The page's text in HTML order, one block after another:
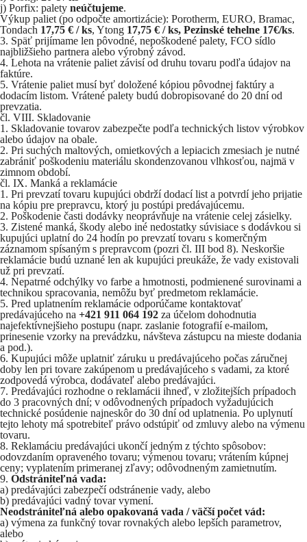
j) Porfix: palety neúčtujeme.
Výkup paliet (po odpočte amortizácie): Porotherm, EURO, Bramac,
Tondach 17,75 € / ks, Ytong 17,75 € / ks, Pezinské tehelne 17€/ks.
Späť prijímame len pôvodné, nepoškodené palety, FCO sídlo
najbližšieho partnera alebo výrobný závod.
Lehota na vrátenie paliet závisí od druhu tovaru podľa údajov na
faktúre.
Vrátenie paliet musí byť doložené kópiou pôvodnej faktúry a
dodacím listom. Vrátené palety budú dobropisované do 20 dní od
prevzatia.
čl. VIII. Skladovanie
Skladovanie tovarov zabezpečte podľa technických listov výrobkov
alebo údajov na obale.
Pri suchých maltových, omietkových a lepiacich zmesiach je nutné
zabrániť poškodeniu materiálu skondenzovanou vlhkosťou, najmä v
zimnom období.
čl. IX. Manká a reklamácie
Pri prevzatí tovaru kupujúci obdrží dodací list a potvrdí jeho prijatie
na kópiu pre prepravcu, ktorý ju postúpi predávajúcemu.
Poškodenie časti dodávky neoprávňuje na vrátenie celej zásielky.
Zistené manká, škody alebo iné nedostatky súvisiace s dodávkou si
kupujúci uplatní do 24 hodín po prevzatí tovaru s komerčným
záznamom spísaným s prepravcom (pozri čl. III bod 8). Neskoršie
reklamácie budú uznané len ak kupujúci preukáže, že vady existovali
už pri prevzatí.
Nepatrné odchýlky vo farbe a hmotnosti, podmienené surovinami a
technikou spracovania, nemôžu byť predmetom reklamácie.
Pred uplatnením reklamácie odporúčame kontaktovať
predávajúceho na +421 911 064 192 za účelom dohodnutia
najefektívnejšieho postupu (napr. zaslanie fotografií e‑mailom,
prinesenie vzorky na prevádzku, návšteva zástupcu na mieste dodania
a pod.).
Kupujúci môže uplatniť záruku u predávajúceho počas záručnej
doby len pri tovare zakúpenom u predávajúceho s vadami, za ktoré
zodpovedá výrobca, dodávateľ alebo predávajúci.
Predávajúci rozhodne o reklamácii ihneď, v zložitejších prípadoch
do 3 pracovných dní; v odôvodnených prípadoch vyžadujúcich
technické posúdenie najneskôr do 30 dní od uplatnenia. Po uplynutí
tejto lehoty má spotrebiteľ právo odstúpiť od zmluvy alebo na výmenu
tovaru.
Reklamáciu predávajúci ukončí jedným z týchto spôsobov:
odovzdaním opraveného tovaru; výmenou tovaru; vrátením kúpnej
ceny; vyplatením primeranej zľavy; odôvodneným zamietnutím.
Odstrániteľná vada:
a) predávajúci zabezpečí odstránenie vady, alebo
b) predávajúci vadný tovar vymení.
Neodstrániteľná alebo opakovaná vada / väčší počet vád:
a) výmena za funkčný tovar rovnakých alebo lepších parametrov,
alebo